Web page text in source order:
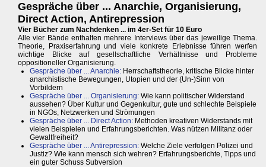
Gespräche über ... Anarchie, Organisierung,
Direct Action, Antirepression
Vier Bücher zum Nachdenken ... im 4er-Set für 10 Euro
Alle vier Bände enthalten mehrere Interviews über das jeweilige Thema.
Theorie, Praxiserfahrung und viele konkrete Erlebnisse führen werfen
wichtige Blicke auf gesellschaftliche Verhältnisse und Probleme
oppositioneller Organisierung.
Gespräche über ... Anarchie: Herrschaftstheorie, kritische Blicke hinter
anarchistische Bewegungen, Utopien und der (Un-)Sinn von
Vorbildern
Gespräche über ... Organisierung: Wie kann politischer Widerstand
aussehen? Über Kultur und Gegenkultur, gute und schlechte Beispiele
in NGOs, Netzwerken und Strömungen
Gespräche über ... Direct Action: Methoden kreativen Widerstands mit
vielen Beispielen und Erfahrungsberichten. Was nützen Militanz oder
Gewaltfreiheit?
Gespräche über ... Antirepression: Welche Ziele verfolgen Polizei und
Justiz? Wie kann mensch sich wehren? Erfahrungsberichte, Tipps und
ein guter Schuss Subversion